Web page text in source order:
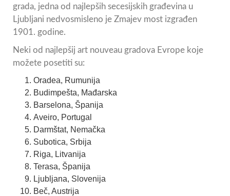
grada, jedna od najlepših secesijskih građevina u
Ljubljani nedvosmisleno je Zmajev most izgrađen
1901. godine.
Neki od najlepšij art nouveau gradova Evrope koje
možete posetiti su:
Oradea, Rumunija
Budimpešta, Mađarska
Barselona, Španija
Aveiro, Portugal
Darmštat, Nemačka
Subotica, Srbija
Riga, Litvanija
Terasa, Španija
Ljubljana, Slovenija
Beč, Austrija